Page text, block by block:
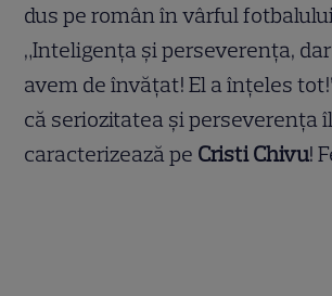
dus pe român în vârful
„Inteligența și perseverența,
avem de învățat! El a înțeles
că seriozitatea și perseverența îl
caracterizează pe Cristi Chivu!